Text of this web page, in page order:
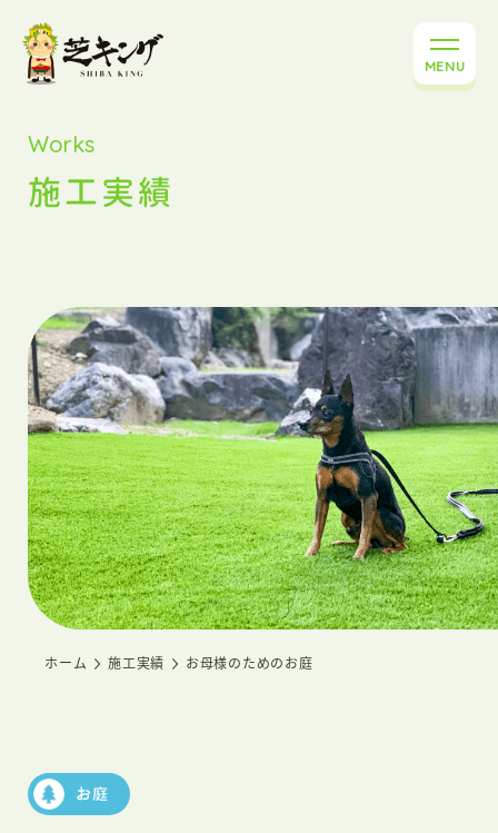
MENU
Works
施工実績
ホーム 施工実績 お母様のためのお庭
お庭